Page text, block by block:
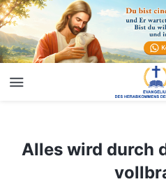
Alles wird durch das Wort Gottes
Alles wird durch